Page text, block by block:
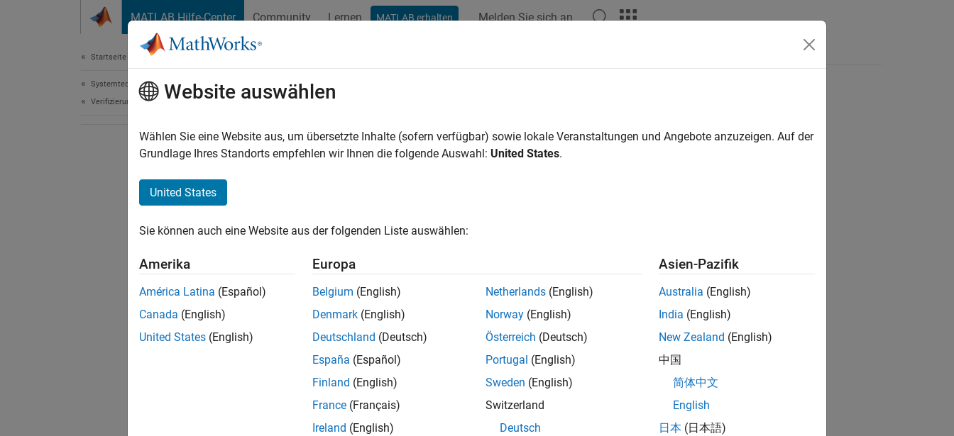
MATLAB Hilfe-Center Community Lernen MATLAB erhalten Melden Sie sich an
Startseite der Dokumentation
Systemtechnik
Verifizierung, Validierung und Tests
How useful was this information?
Website auswählen
Wählen Sie eine Website aus, um übersetzte Inhalte (sofern verfügbar) sowie lokale Veranstaltungen und Angebote anzuzeigen. Auf der
Grundlage Ihres Standorts empfehlen wir Ihnen die folgende Auswahl: United States.
United States
Sie können auch eine Website aus der folgenden Liste auswählen:
Amerika
América Latina (Español)
Canada (English)
United States (English)
Europa
Belgium (English)
Denmark (English)
Deutschland (Deutsch)
España (Español)
Finland (English)
France (Français)
Ireland (English)
Netherlands (English)
Norway (English)
Österreich (Deutsch)
Portugal (English)
Sweden (English)
Switzerland
Deutsch
Asien-Pazifik
Australia (English)
India (English)
New Zealand (English)
中国
简体中文
English
日本 (日本語)